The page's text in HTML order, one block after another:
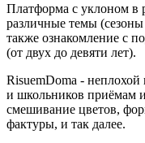
Платформа с уклоном в
различные темы
также ознакомление с
(от двух до девяти лет).
RisuemDoma - неплохой
и школьников приёмам
смешивание цветов,
фактуры, и так далее.